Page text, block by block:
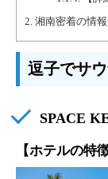
2. 湘南密着の情
逗子でサ
SPACE
【ホテルの特徴